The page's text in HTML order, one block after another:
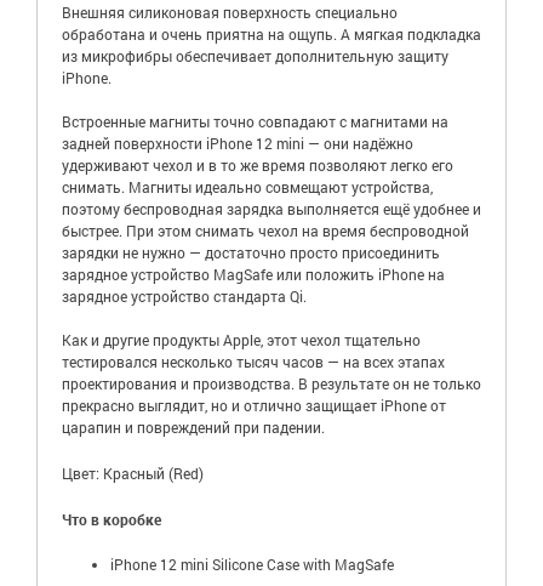
Внешняя силиконовая поверхность специально
обработана и очень приятна на ощупь. А мягкая подкладка
из микрофибры обеспечивает дополнительную защиту
iPhone.
Встроенные магниты точно совпадают с магнитами на
задней поверхности iPhone 12 mini — они надёжно
удерживают чехол и в то же время позволяют легко его
снимать. Магниты идеально совмещают устройства,
поэтому беспроводная зарядка выполняется ещё удобнее и
быстрее. При этом снимать чехол на время беспроводной
зарядки не нужно — достаточно просто присоединить
зарядное устройство MagSafe или положить iPhone на
зарядное устройство стандарта Qi.
Как и другие продукты Apple, этот чехол тщательно
тестировался несколько тысяч часов — на всех этапах
проектирования и производства. В результате он не только
прекрасно выглядит, но и отлично защищает iPhone от
царапин и повреждений при падении.
Цвет: Красный (Red)
Что в коробке
iPhone 12 mini Silicone Case with MagSafe